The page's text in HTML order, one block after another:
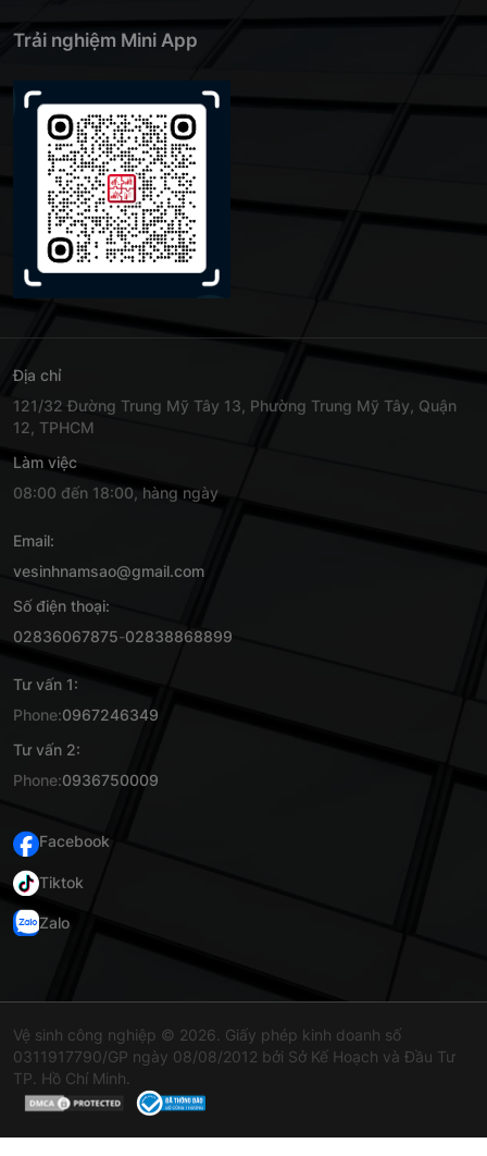
Trải nghiệm Mini App
Địa chỉ
121/32 Đường Trung Mỹ Tây 13, Phường Trung Mỹ Tây, Quận
12, TPHCM
Làm việc
08:00 đến 18:00, hàng ngày
Email:
vesinhnamsao@gmail.com
Số điện thoại:
02836067875-02838868899
Tư vấn 1:
Phone:0967246349
Tư vấn 2:
Phone:0936750009
Facebook
Tiktok
Zalo
Vệ sinh công nghiệp © 2026. Giấy phép kinh doanh số
0311917790/GP ngày 08/08/2012 bởi Sở Kế Hoạch và Đầu Tư
TP. Hồ Chí Minh.